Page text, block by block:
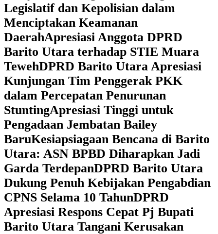
Legislatif dan Kepolisian dalam
Menciptakan Keamanan
DaerahApresiasi Anggota DPRD
Barito Utara terhadap STIE Muara
TewehDPRD Barito Utara Apresiasi
Kunjungan Tim Penggerak PKK
dalam Percepatan Penurunan
StuntingApresiasi Tinggi untuk
Pengadaan Jembatan Bailey
BaruKesiapsiagaan Bencana di Barito
Utara: ASN BPBD Diharapkan Jadi
Garda TerdepanDPRD Barito Utara
Dukung Penuh Kebijakan Pengabdian
CPNS Selama 10 TahunDPRD
Apresiasi Respons Cepat Pj Bupati
Barito Utara Tangani Kerusakan